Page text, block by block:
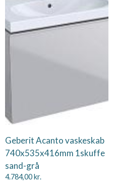
Geberit Acanto vaskeskab
740x535x416mm 1skuffe
sand-grå
4.784,00kr.